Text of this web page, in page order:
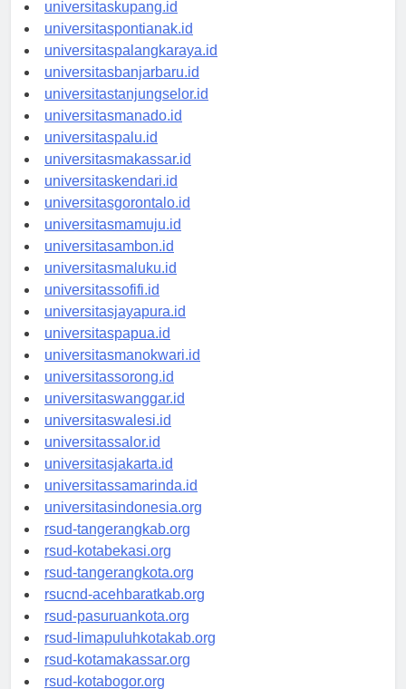
universitaskupang.id
universitaspontianak.id
universitaspalangkaraya.id
universitasbanjarbaru.id
universitastanjungselor.id
universitasmanado.id
universitaspalu.id
universitasmakassar.id
universitaskendari.id
universitasgorontalo.id
universitasmamuju.id
universitasambon.id
universitasmaluku.id
universitassofifi.id
universitasjayapura.id
universitaspapua.id
universitasmanokwari.id
universitassorong.id
universitaswanggar.id
universitaswalesi.id
universitassalor.id
universitasjakarta.id
universitassamarinda.id
universitasindonesia.org
rsud-tangerangkab.org
rsud-kotabekasi.org
rsud-tangerangkota.org
rsucnd-acehbaratkab.org
rsud-pasuruankota.org
rsud-limapuluhkotakab.org
rsud-kotamakassar.org